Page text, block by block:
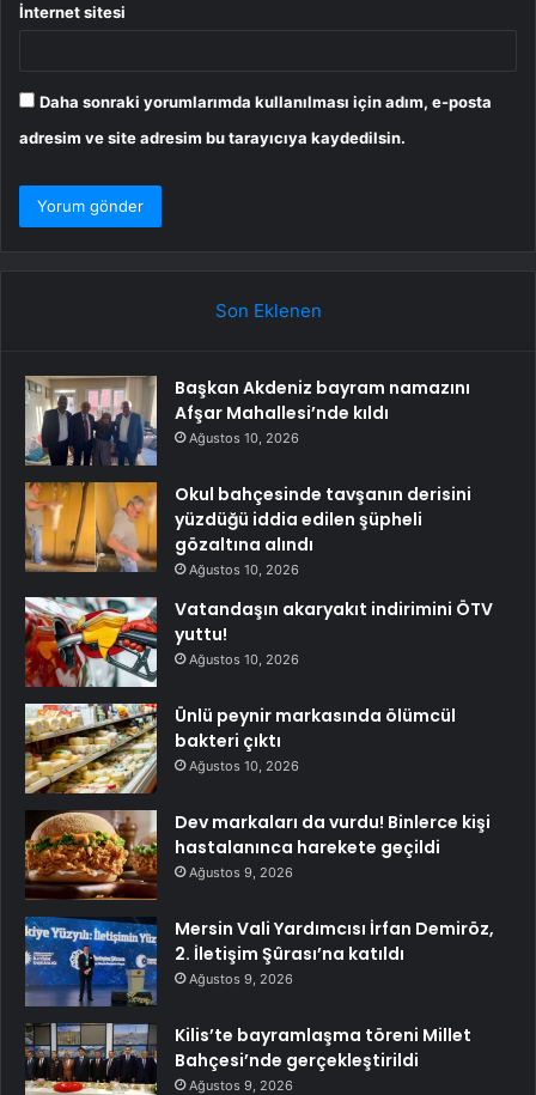
İnternet sitesi
Daha sonraki yorumlarımda kullanılması için adım, e-posta
adresim ve site adresim bu tarayıcıya kaydedilsin.
Son Eklenen
Başkan Akdeniz bayram namazını
Afşar Mahallesi’nde kıldı
Ağustos 10, 2026
Okul bahçesinde tavşanın derisini
yüzdüğü iddia edilen şüpheli
gözaltına alındı
Ağustos 10, 2026
Vatandaşın akaryakıt indirimini ÖTV
yuttu!
Ağustos 10, 2026
Ünlü peynir markasında ölümcül
bakteri çıktı
Ağustos 10, 2026
Dev markaları da vurdu! Binlerce kişi
hastalanınca harekete geçildi
Ağustos 9, 2026
Mersin Vali Yardımcısı İrfan Demiröz,
2. İletişim Şûrası’na katıldı
Ağustos 9, 2026
Kilis’te bayramlaşma töreni Millet
Bahçesi’nde gerçekleştirildi
Ağustos 9, 2026